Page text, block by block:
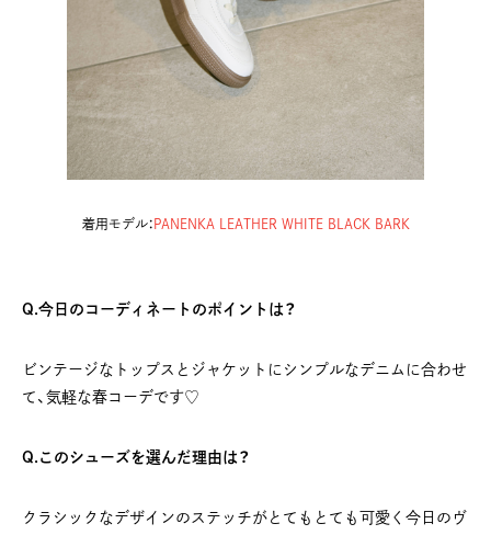
着用モデル： PANENKA LEATHER WHITE BLACK BARK
Q.今日のコーディネートのポイントは？
ビンテージなトップスとジャケットにシンプルなデニムに合わせ
て、気軽な春コーデです♡
Q.このシューズを選んだ理由は？
クラシックなデザインのステッチがとてもとても可愛く今日のヴ